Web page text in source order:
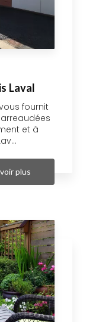
Laval
fournit
et à
plus